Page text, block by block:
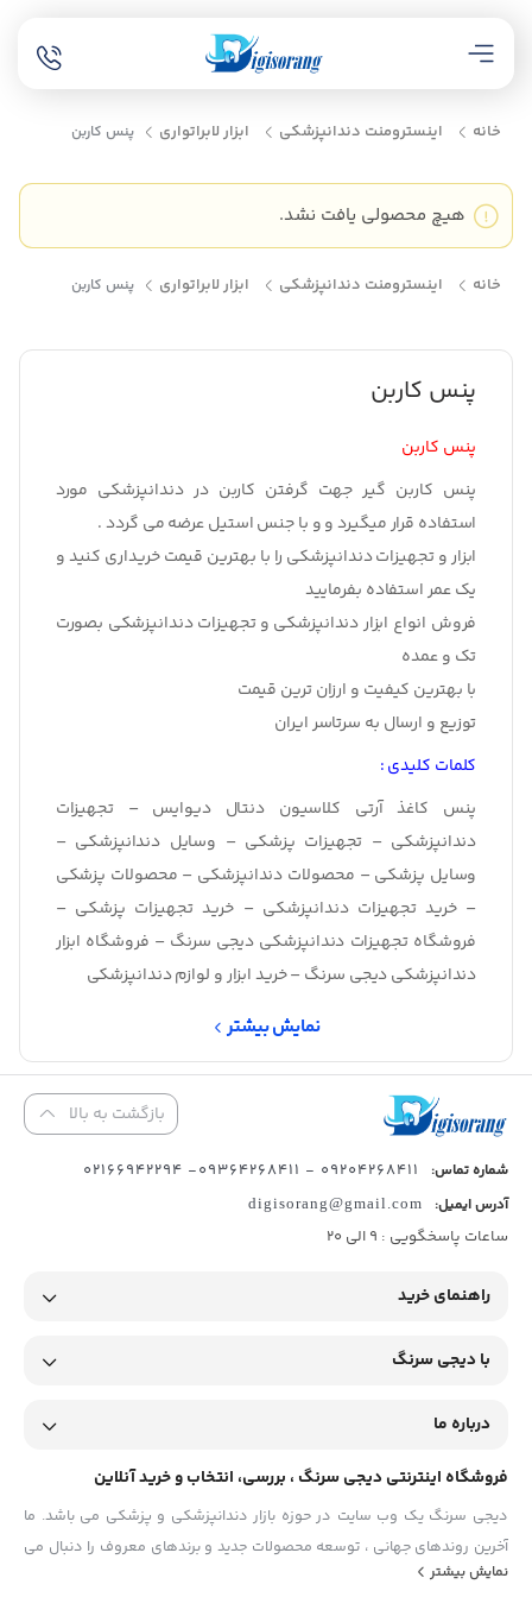
خانه اینسترومنت دندانپزشکی ابزار لابراتواری پنس کاربن
هیچ محصولی یافت نشد.
خانه اینسترومنت دندانپزشکی ابزار لابراتواری پنس کاربن
پنس کاربن
پنس کاربن
پنس کاربن گیرجهت گرفتن کاربن در دندانپزشکی مورد
استفاده قرار میگیرد و و با جنس استیل عرضه می گردد .
ابزار و تجهیزات دندانپزشکی را با بهترین قیمت خریداری کنید و
یک عمر استفاده بفرمایید
فروش انواع ابزار دندانپزشکی و تجهیزات دندانپزشکی بصورت
تک و عمده
با بهترین کیفیت و ارزان ترین قیمت
توزیع و ارسال به سرتاسر ایران
کلمات کلیدی :
پنس کاغذ آرتی کلاسیون دنتال دیوایس – تجهیزات
دندانپزشکی – تجهیزات پزشکی – وسایل دندانپزشکی –
وسایل پزشکی – محصولات دندانپزشکی – محصولات پزشکی
– خرید تجهیزات دندانپزشکی – خرید تجهیزات پزشکی –
فروشگاه تجهیزات دندانپزشکی دیجی سرنگ – فروشگاه ابزار
دندانپزشکی دیجی سرنگ – خرید ابزار و لوازم دندانپزشکی
نمایش بیشتر
بازگشت به بالا
شماره تماس: 09204268411 - 09364268411- 02166942294
آدرس ایمیل: digisorang@gmail.com
ساعات پاسخگویی : 9 الی 20
راهنمای خرید
با دیجی سرنگ
درباره ما
فروشگاه اینترنتی دیجی سرنگ ، بررسی، انتخاب و خرید آنلاین
دیجی سرنگ یک وب سایت در حوزه بازار دندانپزشکی و پزشکی می باشد. ما
آخرین روندهای جهانی ، توسعه محصولات جدید و برندهای معروف را دنبال می
کنیم و آنها را در اختیار شما قرار می دهیم. استفاده از مطالب فروشگاه
نمایش بیشتر